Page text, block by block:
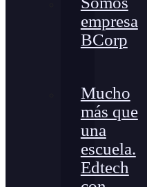
empresa
BCorp
Mucho
más que
una
escuela.
Edtech